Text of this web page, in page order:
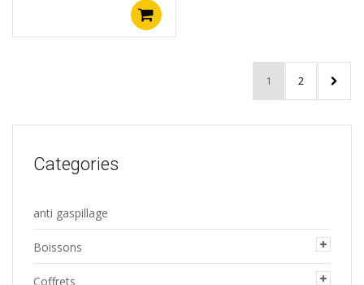
1 2
Categories
anti gaspillage
Boissons
Coffrets